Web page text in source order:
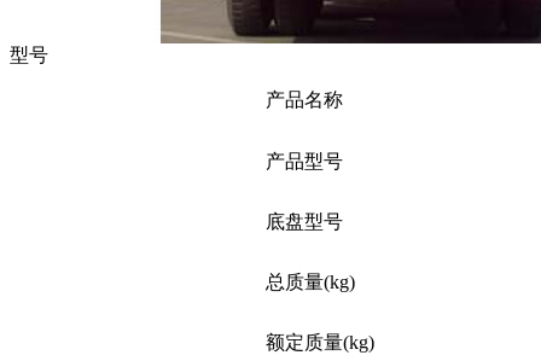
型号
产品名称
产品型号
底盘型号
总质量(kg)
额定质量(kg)